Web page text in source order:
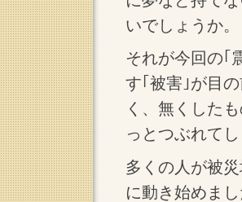
いでしょうか。
それが今回の｢
す｢被害｣が目
く、無くした
っとつぶれて
多くの人が被
に動き始めま